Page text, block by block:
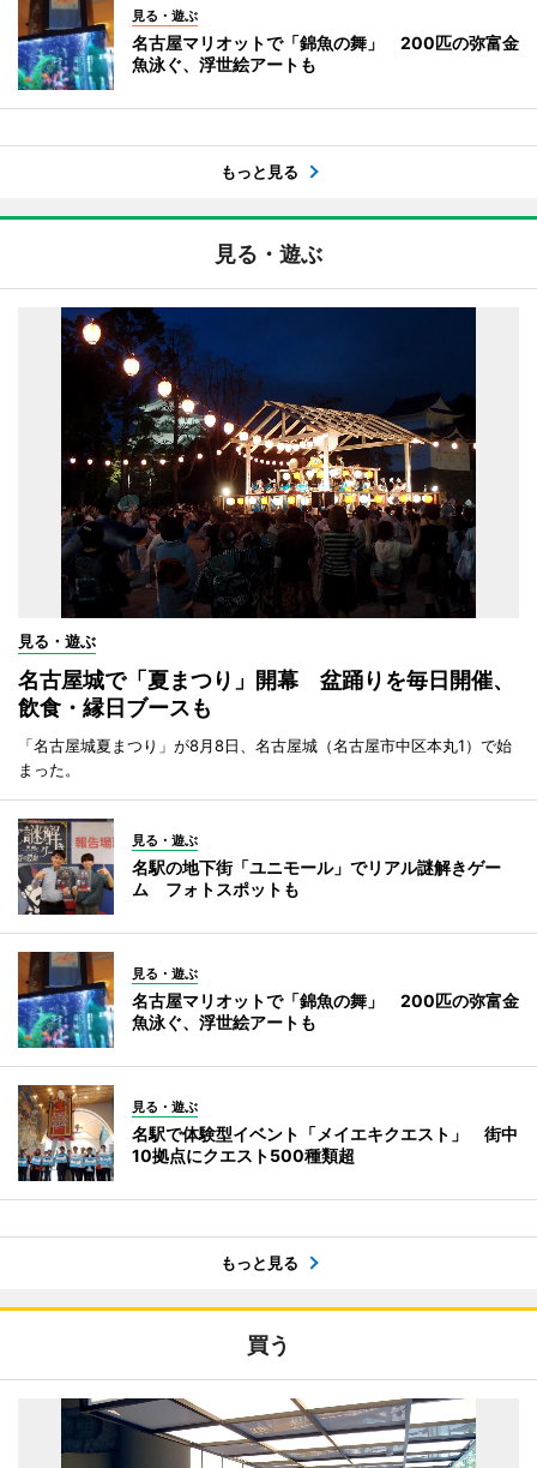
見る・遊ぶ
名古屋マリオットで「錦魚の舞」 200匹の弥富金
魚泳ぐ、浮世絵アートも
もっと見る
見る・遊ぶ
見る・遊ぶ
名古屋城で「夏まつり」開幕 盆踊りを毎日開催、
飲食・縁日ブースも
「名古屋城夏まつり」が8月8日、名古屋城（名古屋市中区本丸1）で始
まった。
見る・遊ぶ
名駅の地下街「ユニモール」でリアル謎解きゲー
ム フォトスポットも
見る・遊ぶ
名古屋マリオットで「錦魚の舞」 200匹の弥富金
魚泳ぐ、浮世絵アートも
見る・遊ぶ
名駅で体験型イベント「メイエキクエスト」 街中
10拠点にクエスト500種類超
もっと見る
買う